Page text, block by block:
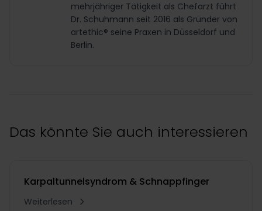
mehrjähriger Tätigkeit als Chefarzt führt
Dr. Schuhmann seit 2016 als Gründer von
artethic® seine Praxen in Düsseldorf und
Berlin.
Das könnte Sie auch interessieren
Karpaltunnelsyndrom & Schnappfinger
Weiterlesen